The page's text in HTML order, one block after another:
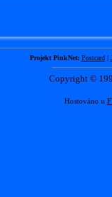
Projekt PinkNet: Postcard|
Copyright ©
Hostováno u